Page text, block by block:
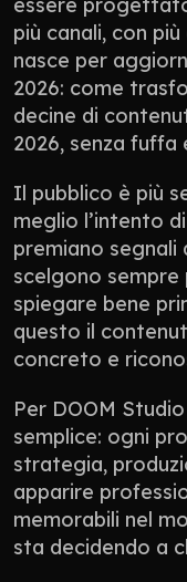
più canali, con
nasce per
2026: come
decine di
2026, senza fuffa
Il pubblico è più
meglio l’intento
premiano segnali
scelgono sempre
spiegare bene
questo il
concreto e
Per DOOM
semplice: ogni
strategia,
apparire
memorabili nel
sta decidendo a